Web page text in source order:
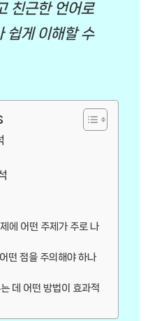
친근한 언어로
쉽게 이해할 수
에 어떤 주제가 주로 나
떤 점을 주의해야 하나
데 어떤 방법이 효과적